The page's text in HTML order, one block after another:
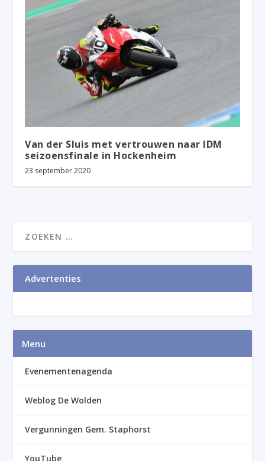
Van der Sluis met vertrouwen naar IDM
seizoensfinale in Hockenheim
23 september 2020
Advertenties
Menu
Evenementenagenda
Weblog De Wolden
Vergunningen Gem. Staphorst
YouTube